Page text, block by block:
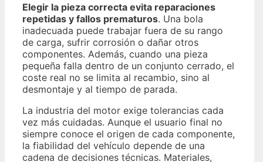
Elegir la pieza correcta evita reparaciones
repetidas y fallos prematuros. Una bola
inadecuada puede trabajar fuera de su rango
de carga, sufrir corrosión o dañar otros
componentes. Además, cuando una pieza
pequeña falla dentro de un conjunto cerrado, el
coste real no se limita al recambio, sino al
desmontaje y al tiempo de parada.
La industria del motor exige tolerancias cada
vez más cuidadas. Aunque el usuario final no
siempre conoce el origen de cada componente,
la fiabilidad del vehículo depende de una
cadena de decisiones técnicas. Materiales,